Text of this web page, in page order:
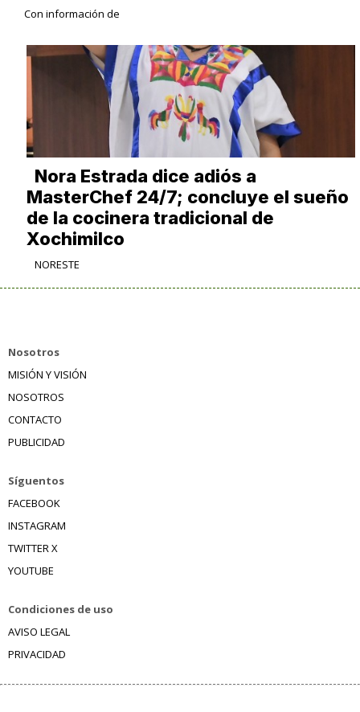
Con información de
Nora Estrada dice adiós a
MasterChef 24/7; concluye el sueño
de la cocinera tradicional de
Xochimilco
NORESTE
Nosotros
MISIÓN Y VISIÓN
NOSOTROS
CONTACTO
PUBLICIDAD
Síguentos
FACEBOOK
INSTAGRAM
TWITTER X
YOUTUBE
Condiciones de uso
AVISO LEGAL
PRIVACIDAD